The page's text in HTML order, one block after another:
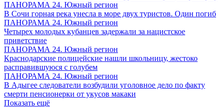
ПАНОРАМА 24. Южный регион
В Сочи горная река унесла в море двух туристов. Один погиб
ПАНОРАМА 24. Южный регион
Четырех молодых кубанцев задержали за нацистское
приветствие
ПАНОРАМА 24. Южный регион
Краснодарские полицейские нашли школьницу, жестоко
расправившуюся с голубем
ПАНОРАМА 24. Южный регион
В Адыгее следователи возбудили уголовное дело по факту
смерти пенсионерки от укусов макаки
Показать ещё